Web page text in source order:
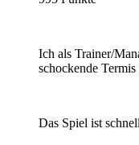
Ich als Trainer/
schockende
Das Spiel ist